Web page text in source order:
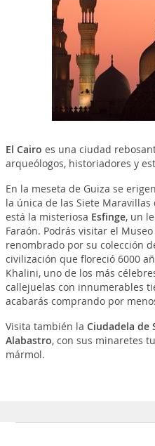
El Cairo es una ciudad
arqueólogos, historiadores y
En la meseta de Guiza se
la única de las Siete
está la misteriosa Esfinge, un
Faraón. Podrás visitar el
renombrado por su colección
civilización que floreció 6000
Khalini, uno de los más
callejuelas con innumerables
acabarás comprando por
Visita también la Ciudadela de
Alabastro, con sus minaretes
mármol.